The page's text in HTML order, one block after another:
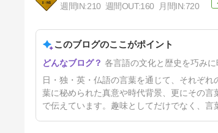
11日前
週間IN:210 週間OUT:160 月間IN:720
このブログのここがポイント
各言語の文化と歴史を巧み
日・独・英・仏語の言葉を通じて、それぞ
葉に秘められた真意や時代背景、更にその
で伝えています。趣味としてだけでなく、言